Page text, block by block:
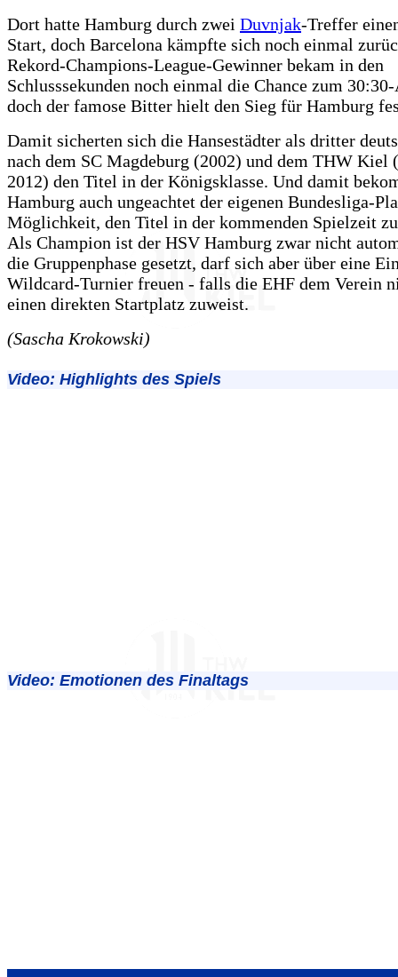
Dort hatte Hamburg durch zwei Duvnjak-Treffer
Start, doch Barcelona kämpfte sich noch einmal
Rekord-Champions-League-Gewinner bekam in den
Schlusssekunden noch einmal die Chance zum
doch der famose Bitter hielt den Sieg für Hamburg
Damit sicherten sich die Hansestädter als dritter
nach dem SC Magdeburg (2002) und dem THW Kiel
2012) den Titel in der Königsklasse. Und damit
Hamburg auch ungeachtet der eigenen Bundesliga-
Möglichkeit, den Titel in der kommenden Spielzeit
Als Champion ist der HSV Hamburg zwar nicht
die Gruppenphase gesetzt, darf sich aber über eine
Wildcard-Turnier freuen - falls die EHF dem Verein
einen direkten Startplatz zuweist.
(Sascha Krokowski)
Video: Highlights des Spiels
Video: Emotionen des Finaltags